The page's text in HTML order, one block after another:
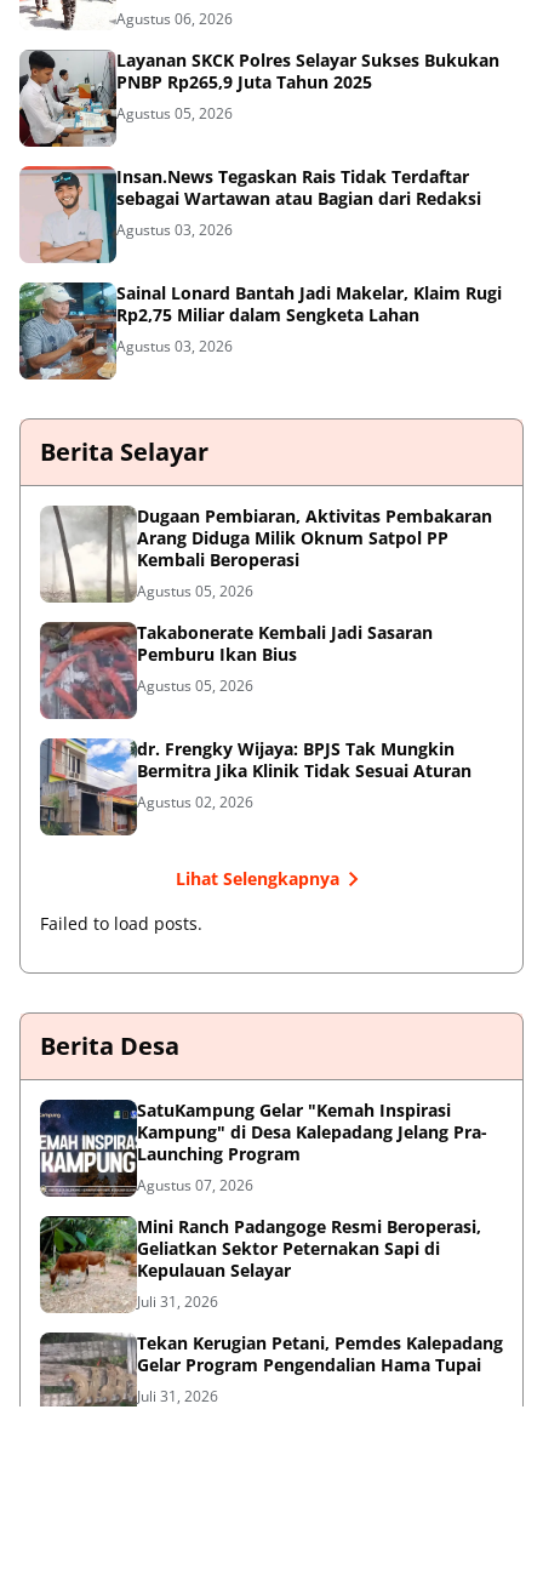
Agustus 06, 2026
Layanan SKCK Polres Selayar Sukses Bukukan
PNBP Rp265,9 Juta Tahun 2025
Agustus 05, 2026
Insan.News Tegaskan Rais Tidak Terdaftar
sebagai Wartawan atau Bagian dari Redaksi
Agustus 03, 2026
Sainal Lonard Bantah Jadi Makelar, Klaim Rugi
Rp2,75 Miliar dalam Sengketa Lahan
Agustus 03, 2026
Berita Selayar
Dugaan Pembiaran, Aktivitas Pembakaran
Arang Diduga Milik Oknum Satpol PP
Kembali Beroperasi
Agustus 05, 2026
Takabonerate Kembali Jadi Sasaran
Pemburu Ikan Bius
Agustus 05, 2026
dr. Frengky Wijaya: BPJS Tak Mungkin
Bermitra Jika Klinik Tidak Sesuai Aturan
Agustus 02, 2026
Lihat Selengkapnya
Failed to load posts.
Berita Desa
SatuKampung Gelar "Kemah Inspirasi
Kampung" di Desa Kalepadang Jelang Pra-
Launching Program
Agustus 07, 2026
‎Mini Ranch Padangoge Resmi Beroperasi,
Geliatkan Sektor Peternakan Sapi di
Kepulauan Selayar ‎
Juli 31, 2026
Tekan Kerugian Petani, Pemdes Kalepadang
Gelar Program Pengendalian Hama Tupai
Juli 31, 2026